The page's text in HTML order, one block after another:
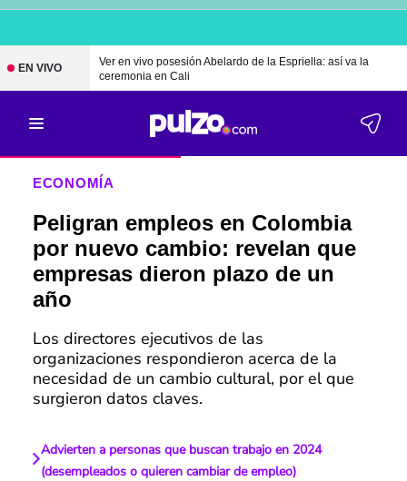
EN VIVO
Ver en vivo posesión Abelardo de la Espriella: así va la
ceremonia en Cali
ECONOMÍA
Peligran empleos en Colombia
por nuevo cambio: revelan que
empresas dieron plazo de un
año
Los directores ejecutivos de las
organizaciones respondieron acerca de la
necesidad de un cambio cultural, por el que
surgieron datos claves.
Advierten a personas que buscan trabajo en 2024
(desempleados o quieren cambiar de empleo)